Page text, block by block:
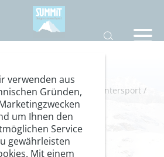
/Ortler Gruppe Wintersport /
im
–
verwenden aus
Gründen,
um Ihnen den
Service
gewährleisten
Mit einem